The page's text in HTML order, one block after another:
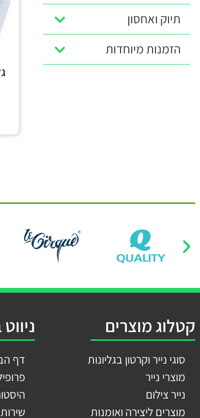
תיוק ואחסון
הזמנות מיוחדות
קטלוג מוצרים
סוגי נייר וקרטון בגליונות
מוצרי נייר
נייר צילום
מוצרים ליצירה ואומנות
דף
שירות